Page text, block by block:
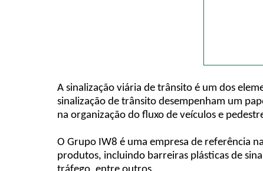
A sinalização viária de trânsito é um dos
sinalização de trânsito desempenham um
na organização do fluxo de veículos e
O Grupo IW8 é uma empresa de referência
produtos, incluindo barreiras plásticas de